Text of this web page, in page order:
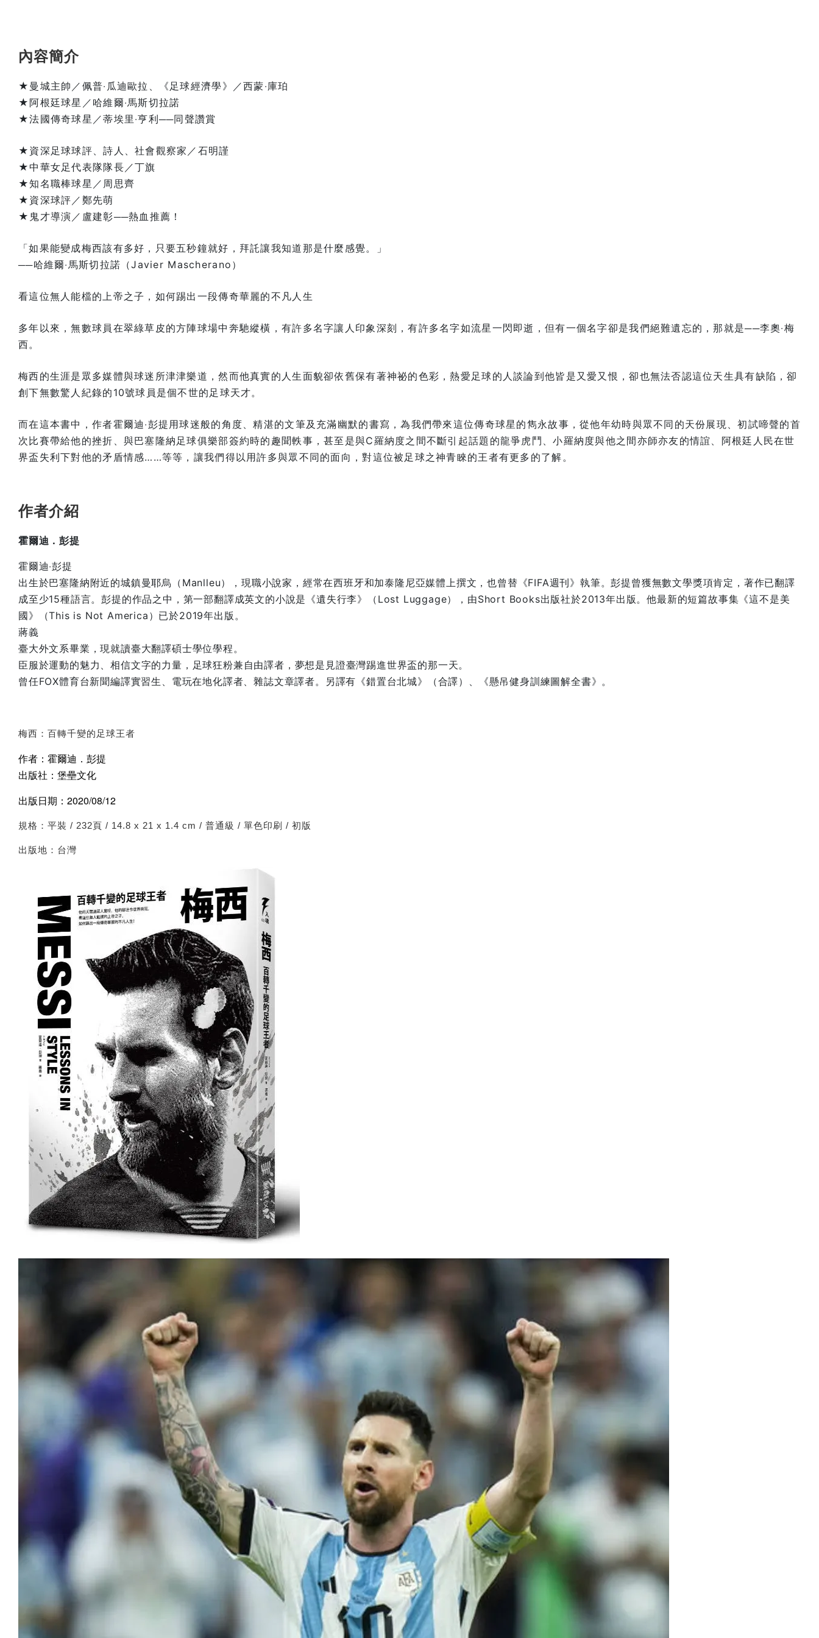
內容簡介
★曼城主帥／佩普‧瓜迪歐拉、《足球經濟學》／西蒙‧庫珀
★阿根廷球星／哈維爾‧馬斯切拉諾
★法國傳奇球星／蒂埃里‧亨利──同聲讚賞
★資深足球球評、詩人、社會觀察家／石明謹
★中華女足代表隊隊長／丁旗
★知名職棒球星／周思齊
★資深球評／鄭先萌
★鬼才導演／盧建彰──熱血推薦！
「如果能變成梅西該有多好，只要五秒鐘就好，拜託讓我知道那是什麼感覺。」
──哈維爾‧馬斯切拉諾（Javier Mascherano）
看這位無人能檔的上帝之子，如何踢出一段傳奇華麗的不凡人生
多年以來，無數球員在翠綠草皮的方陣球場中奔馳縱橫，有許多名字讓人印象深刻，有許多名字如流星一閃即逝，但有一個名字卻是我們絕難遺忘的，那就是──李奧‧梅
西。
梅西的生涯是眾多媒體與球迷所津津樂道，然而他真實的人生面貌卻依舊保有著神祕的色彩，熱愛足球的人談論到他皆是又愛又恨，卻也無法否認這位天生具有缺陷，卻
創下無數驚人紀錄的10號球員是個不世的足球天才。
而在這本書中，作者霍爾迪‧彭提用球迷般的角度、精湛的文筆及充滿幽默的書寫，為我們帶來這位傳奇球星的雋永故事，從他年幼時與眾不同的天份展現、初試啼聲的首
次比賽帶給他的挫折、與巴塞隆納足球俱樂部簽約時的趣聞軼事，甚至是與C羅納度之間不斷引起話題的龍爭虎鬥、小羅納度與他之間亦師亦友的情誼、阿根廷人民在世
界盃失利下對他的矛盾情感……等等，讓我們得以用許多與眾不同的面向，對這位被足球之神青睞的王者有更多的了解。
作者介紹
霍爾迪．彭提
霍爾迪‧彭提
出生於巴塞隆納附近的城鎮曼耶烏（Manlleu），現職小說家，經常在西班牙和加泰隆尼亞媒體上撰文，也曾替《FIFA週刊》執筆。彭提曾獲無數文學獎項肯定，著作已翻譯
成至少15種語言。彭提的作品之中，第一部翻譯成英文的小說是《遺失行李》（Lost Luggage），由Short Books出版社於2013年出版。他最新的短篇故事集《這不是美
國》（This is Not America）已於2019年出版。
蔣義
臺大外文系畢業，現就讀臺大翻譯碩士學位學程。
臣服於運動的魅力、相信文字的力量，足球狂粉兼自由譯者，夢想是見證臺灣踢進世界盃的那一天。
曾任FOX體育台新聞編譯實習生、電玩在地化譯者、雜誌文章譯者。另譯有《錯置台北城》（合譯）、《懸吊健身訓練圖解全書》。
梅西：百轉千變的足球王者
作者：霍爾迪．彭提
出版社：堡壘文化
出版日期：2020/08/12
規格：平裝 / 232頁 / 14.8 x 21 x 1.4 cm / 普通級 / 單色印刷 / 初版
出版地：台灣